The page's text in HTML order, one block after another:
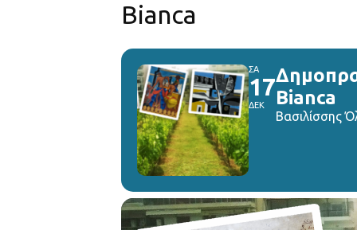
Bianca
ΣΑ
17
ΔΕΚ
Bianca
Βασιλίσσης